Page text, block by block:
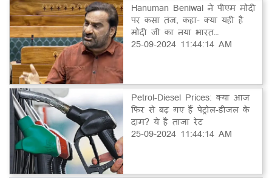
Hanuman Beniwal ने पीएम मोदी
पर कसा तंज, कहा- क्या यही है
मोदी जी का नया भारत…
25-09-2024 11:44:14 AM
Petrol-Diesel Prices: क्या आज
फिर से बढ़ गए हैं पेट्रोल-डीजल के
दाम? ये है ताजा रेट
25-09-2024 11:44:14 AM